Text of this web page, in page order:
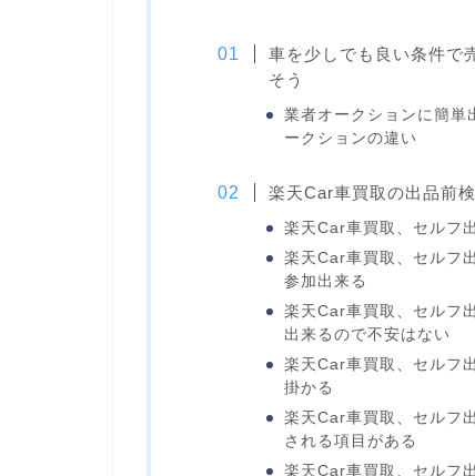
車を少しでも良い条件で
そう
業者オークションに簡単
ークションの違い
楽天Car車買取の出品前
楽天Car車買取、セルフ
楽天Car車買取、セルフ
参加出来る
楽天Car車買取、セルフ
出来るので不安はない
楽天Car車買取、セルフ
掛かる
楽天Car車買取、セルフ
される項目がある
楽天Car車買取、セルフ